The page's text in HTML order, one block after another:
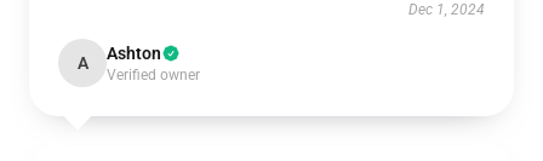
Dec 1, 2024
A Ashton
Verified owner